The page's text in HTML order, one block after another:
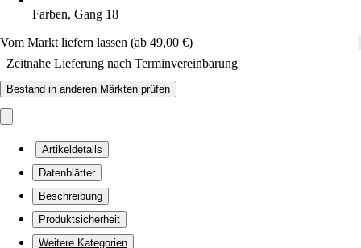
Farben, Gang 18
Vom Markt liefern lassen (ab 49,00 €)
Zeitnahe Lieferung nach Terminvereinbarung
Bestand in anderen Märkten prüfen
Artikeldetails
Datenblätter
Beschreibung
Produktsicherheit
Weitere Kategorien